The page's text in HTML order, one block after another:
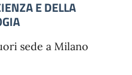
E DELLA
sede a Milano